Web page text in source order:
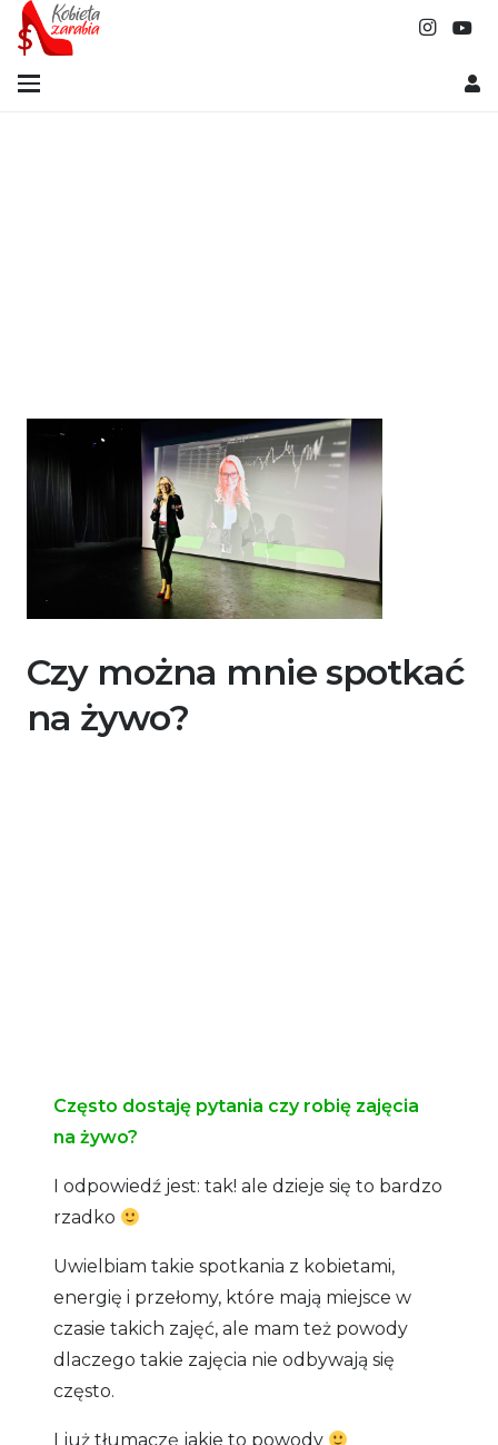
Czy można mnie spotkać
na żywo?
Często dostaję pytania czy robię zajęcia
na żywo?
I odpowiedź jest: tak! ale dzieje się to bardzo
rzadko
Uwielbiam takie spotkania z kobietami,
energię i przełomy, które mają miejsce w
czasie takich zajęć, ale mam też powody
dlaczego takie zajęcia nie odbywają się
często.
I już tłumaczę jakie to powody